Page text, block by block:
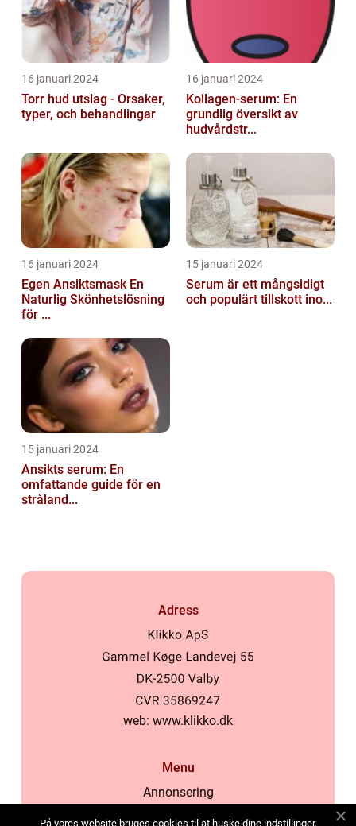
16 januari 2024
Torr hud utslag - Orsaker,
typer, och behandlingar
16 januari 2024
Kollagen-serum: En
grundlig översikt av
hudvårdstr...
16 januari 2024
Egen Ansiktsmask En
Naturlig Skönhetslösning
för ...
15 januari 2024
Serum är ett mångsidigt
och populärt tillskott ino...
15 januari 2024
Ansikts serum: En
omfattande guide för en
stråland...
Adress
web: www.klikko.dk
Menu
Annonsering
På vores website bruges cookies til at huske dine indstillinger,